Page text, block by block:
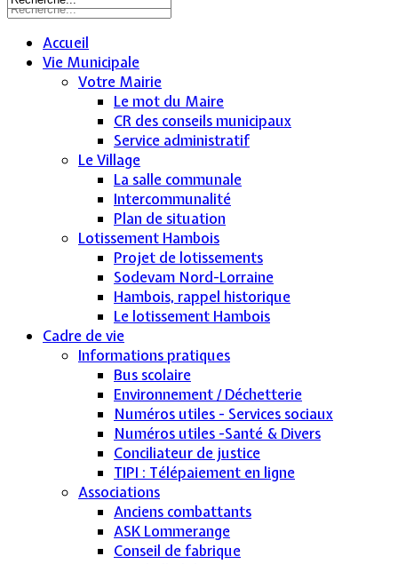
Accueil
Vie Municipale
Votre Mairie
Le mot du Maire
CR des conseils municipaux
Service administratif
Le Village
La salle communale
Intercommunalité
Plan de situation
Lotissement Hambois
Projet de lotissements
Sodevam Nord-Lorraine
Hambois, rappel historique
Le lotissement Hambois
Cadre de vie
Informations pratiques
Bus scolaire
Environnement / Déchetterie
Numéros utiles - Services sociaux
Numéros utiles -Santé & Divers
Conciliateur de justice
TIPI : Télépaiement en ligne
Associations
Anciens combattants
ASK Lommerange
Conseil de fabrique